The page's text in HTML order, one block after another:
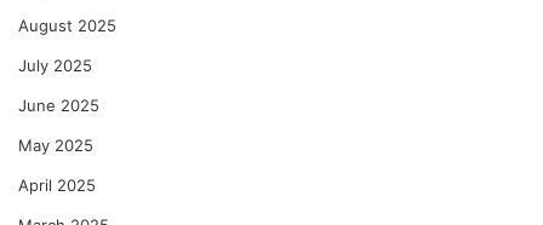
August 2025
July 2025
June 2025
May 2025
April 2025